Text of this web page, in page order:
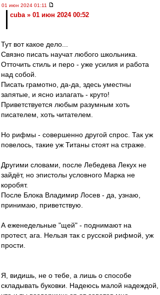
01 июн 2024 01:11
cuba » 01 июн 2024 00:52
Тут вот какое дело...
Связно писать научат любого школьника.
Отточить стиль и перо - уже усилия и работа
над собой.
Писать грамотно, да-да, здесь уместны
запятые, и ясно излагать - круто!
Приветствуется любым разумным хоть
писателем, хоть читателем.
Но рифмы - совершенно другой спрос. Так уж
повелось, такие уж Титаны стоят на страже.
Другими словами, после Лебедева Лекух не
зайдёт, но эпистолы условного Марка не
коробят.
После Блока Владимир Лосев - да, узнаю,
принимаю, приветствую.
А еженедельные "щей" - поднимают на
протест, ага. Нельзя так с русской рифмой, уж
прости.
Я, видишь, не о тебе, а лишь о способе
складывать буковки. Надеюсь малой надеждой,